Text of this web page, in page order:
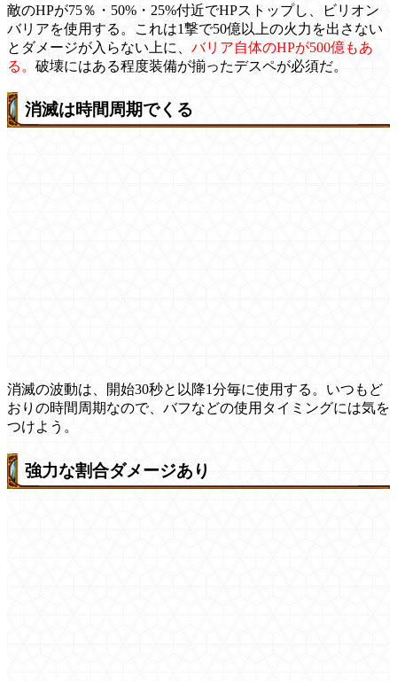
敵のHPが75％・50%・25%付近でHPストップし、ビリオン
バリアを使用する。これは1撃で50億以上の火力を出さない
とダメージが入らない上に、 バリア自体のHPが500億もあ
る。 破壊にはある程度装備が揃ったデスペが必須だ。
消滅は時間周期でくる
消滅の波動は、開始30秒と以降1分毎に使用する。いつもど
おりの時間周期なので、バフなどの使用タイミングには気を
つけよう。
強力な割合ダメージあり